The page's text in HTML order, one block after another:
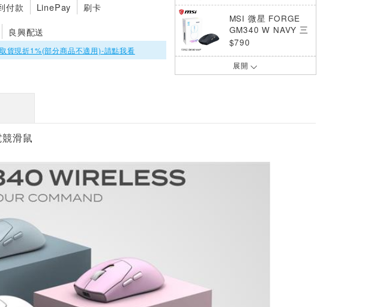
付款 LinePay 刷卡
良興配送
貨現折1%(部分商品不適用)-請點我看
MSI 微星 FORGE
GM340 W NAVY 三
模無線 輕量電競滑
$790
MSI 微星 VERSA 3
MSI 微星 VERSA P
展開
滑鼠